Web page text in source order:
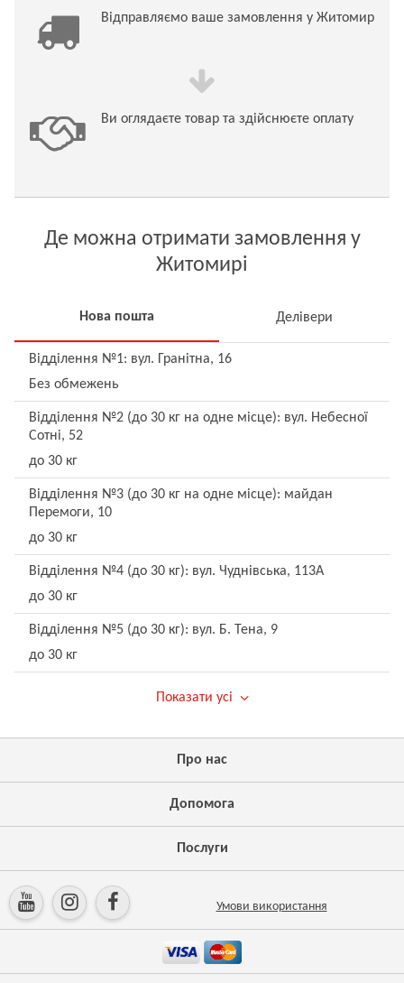
Відправляємо ваше замовлення у Житомир
Ви оглядаєте товар та здійснюєте оплату
Де можна отримати замовлення у
Житомирі
Нова пошта Делівери
Відділення №1: вул. Гранітна, 16
Без обмежень
Відділення №2 (до 30 кг на одне місце): вул. Небесної
Сотні, 52
до 30 кг
Відділення №3 (до 30 кг на одне місце): майдан
Перемоги, 10
до 30 кг
Відділення №4 (до 30 кг): вул. Чуднівська, 113А
до 30 кг
Відділення №5 (до 30 кг): вул. Б. Тена, 9
до 30 кг
Показати усі
Про нас
Допомога
Послуги
Умови використання